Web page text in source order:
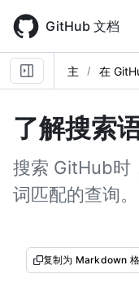
main
content
GitHub 文档
主 在
了解搜索
搜索 GitHub时
词匹配的查询。
复制为 Markdown